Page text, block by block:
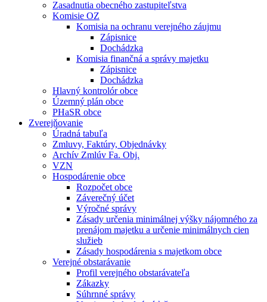
Zasadnutia obecného zastupiteľstva
Komisie OZ
Komisia na ochranu verejného záujmu
Zápisnice
Dochádzka
Komisia finančná a správy majetku
Zápisnice
Dochádzka
Hlavný kontrolór obce
Územný plán obce
PHaSR obce
Zverejňovanie
Úradná tabuľa
Zmluvy, Faktúry, Objednávky
Archív Zmlúv Fa. Obj.
VZN
Hospodárenie obce
Rozpočet obce
Záverečný účet
Výročné správy
Zásady určenia minimálnej výšky nájomného za
prenájom majetku a určenie minimálnych cien
služieb
Zásady hospodárenia s majetkom obce
Verejné obstarávanie
Profil verejného obstarávateľa
Zákazky
Súhrnné správy